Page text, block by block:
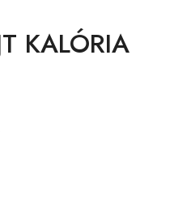
KALÓRIA